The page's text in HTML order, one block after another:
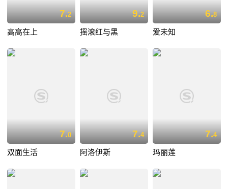
7.2
高高在上
9.2
摇滚红与黑
6.8
爱未知
7.0
双面生活
7.4
阿洛伊斯
7.4
玛丽莲